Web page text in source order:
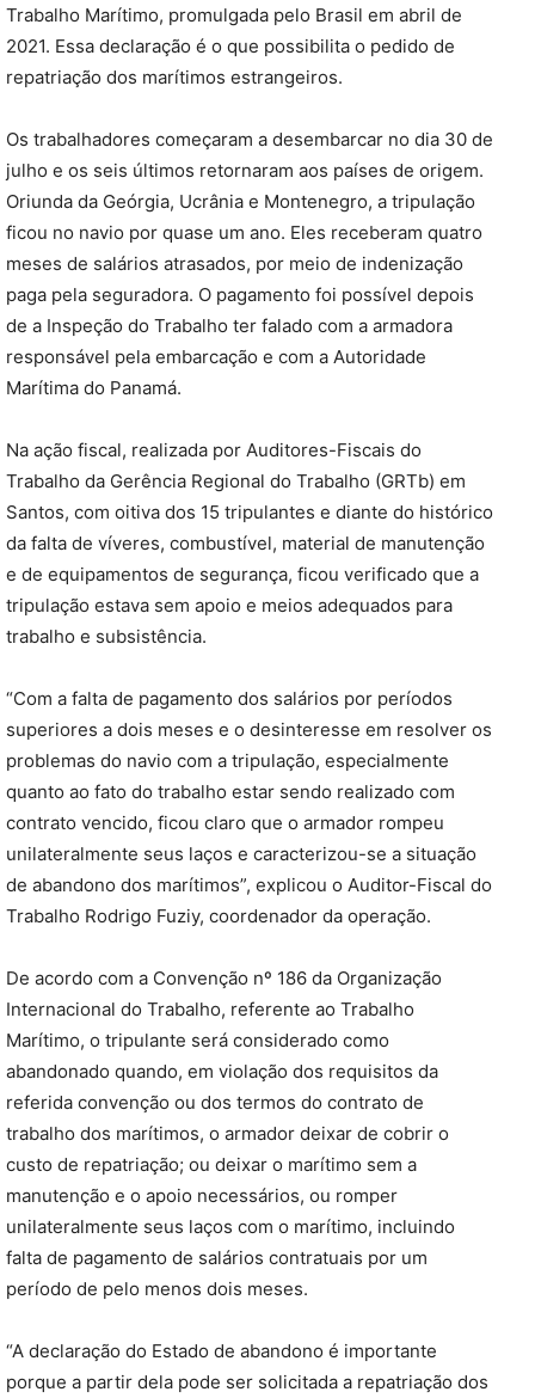
Trabalho Marítimo, promulgada pelo Brasil em abril de
2021. Essa declaração é o que possibilita o pedido de
repatriação dos marítimos estrangeiros.
Os trabalhadores começaram a desembarcar no dia 30 de
julho e os seis últimos retornaram aos países de origem.
Oriunda da Geórgia, Ucrânia e Montenegro, a tripulação
ficou no navio por quase um ano. Eles receberam quatro
meses de salários atrasados, por meio de indenização
paga pela seguradora. O pagamento foi possível depois
de a Inspeção do Trabalho ter falado com a armadora
responsável pela embarcação e com a Autoridade
Marítima do Panamá.
Na ação fiscal, realizada por Auditores-Fiscais do
Trabalho da Gerência Regional do Trabalho (GRTb) em
Santos, com oitiva dos 15 tripulantes e diante do histórico
da falta de víveres, combustível, material de manutenção
e de equipamentos de segurança, ficou verificado que a
tripulação estava sem apoio e meios adequados para
trabalho e subsistência.
“Com a falta de pagamento dos salários por períodos
superiores a dois meses e o desinteresse em resolver os
problemas do navio com a tripulação, especialmente
quanto ao fato do trabalho estar sendo realizado com
contrato vencido, ficou claro que o armador rompeu
unilateralmente seus laços e caracterizou-se a situação
de abandono dos marítimos”, explicou o Auditor-Fiscal do
Trabalho Rodrigo Fuziy, coordenador da operação.
De acordo com a Convenção nº 186 da Organização
Internacional do Trabalho, referente ao Trabalho
Marítimo, o tripulante será considerado como
abandonado quando, em violação dos requisitos da
referida convenção ou dos termos do contrato de
trabalho dos marítimos, o armador deixar de cobrir o
custo de repatriação; ou deixar o marítimo sem a
manutenção e o apoio necessários, ou romper
unilateralmente seus laços com o marítimo, incluindo
falta de pagamento de salários contratuais por um
período de pelo menos dois meses.
“A declaração do Estado de abandono é importante
porque a partir dela pode ser solicitada a repatriação dos